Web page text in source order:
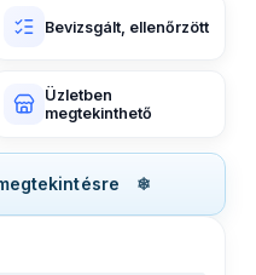
Bevizsgált, ellenőrzött
Üzletben
megtekinthető